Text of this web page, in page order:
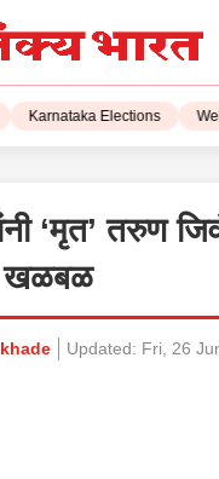
Karnataka Elections Web
‘मृत’ तरुण
खळबळ
Updated: Fri, 26